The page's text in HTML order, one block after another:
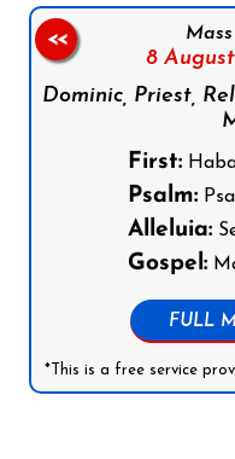
8
Dominic, Priest,
First:
Psalm:
Alleluia:
Gospel:
FULL
*This is a free service
<<